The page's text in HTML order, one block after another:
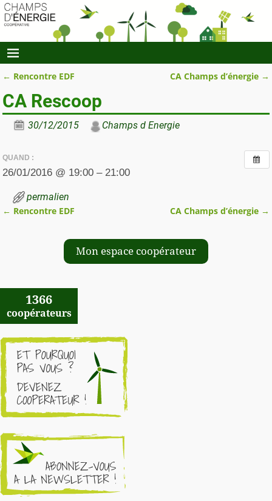
← Rencontre EDF CA Champs d’énergie →
CA Rescoop
30/12/2015 Champs d Energie
QUAND :
26/01/2016 @ 19:00 – 21:00
permalien
← Rencontre EDF CA Champs d’énergie →
Mon espace coopérateur
1366
coopérateurs